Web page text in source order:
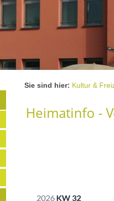
Sie sind hier: Kultur &
Heimatinfo -